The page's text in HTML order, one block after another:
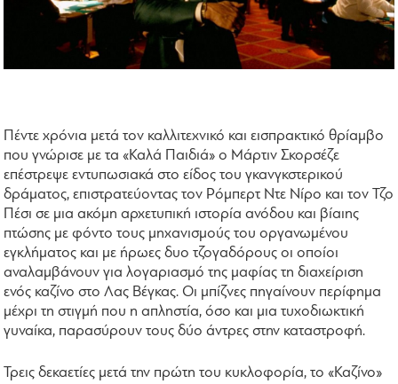
Πέντε χρόνια μετά τον καλλιτεχνικό και εισπρακτικό θρίαμβο
που γνώρισε με τα «Καλά Παιδιά» ο Μάρτιν Σκορσέζε
επέστρεψε εντυπωσιακά στο είδος του γκανγκστερικού
δράματος, επιστρατεύοντας τον Ρόμπερτ Ντε Νίρο και τον Τζο
Πέσι σε μια ακόμη αρχετυπική ιστορία ανόδου και βίαιης
πτώσης με φόντο τους μηχανισμούς του οργανωμένου
εγκλήματος και με ήρωες δυο τζογαδόρους οι οποίοι
αναλαμβάνουν για λογαριασμό της μαφίας τη διαχείριση
ενός καζίνο στο Λας Βέγκας. Οι μπίζνες πηγαίνουν περίφημα
μέχρι τη στιγμή που η απληστία, όσο και μια τυχοδιωκτική
γυναίκα, παρασύρουν τους δύο άντρες στην καταστροφή.
Τρεις δεκαετίες μετά την πρώτη του κυκλοφορία, το «Καζίνο»